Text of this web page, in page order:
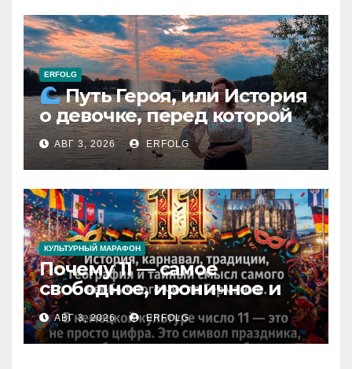
ERFOLG
Путь Героя, или История
о девочке, перед которой
расступился океан
(И почему это про каждую
из нас)
АВГ 3, 2026 ERFOLG
КУЛЬТУРНЫЙ МАРАФОН
Почему 11 — самое
свободное, ироничное и
любимое число в
немецкой культуре?
АВГ 3, 2026 ERFOLG